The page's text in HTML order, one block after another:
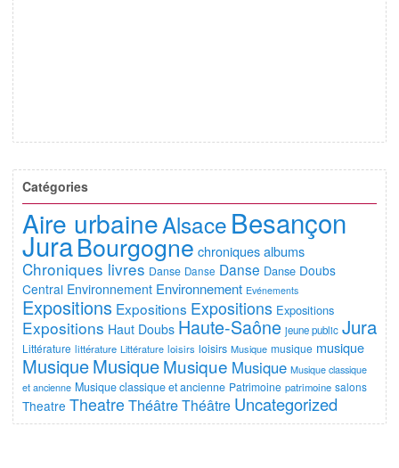
Catégories
Aire urbaineAlsace Besançon
JuraBourgogne chroniques albums
Chroniques livres Danse Danse Danse Danse Doubs
Central Environnement Environnement Evénements
Expositions Expositions Expositions Expositions
Expositions Haut Doubs Haute-Saône jeune public Jura
Littérature littérature Littérature loisirs loisirs Musique musique musique
MusiqueMusiqueMusique Musique Musique classique
et ancienne Musique classique et ancienne Patrimoine patrimoine salons
Theatre Theatre ThéâtreThéâtre Uncategorized